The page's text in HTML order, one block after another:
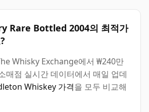
Rare Bottled 2004의 최적가
Whisky Exchange에서 ₩240만
매점 실시간 데이터에서 매일 업데
Whiskey 가격을 모두 비교해